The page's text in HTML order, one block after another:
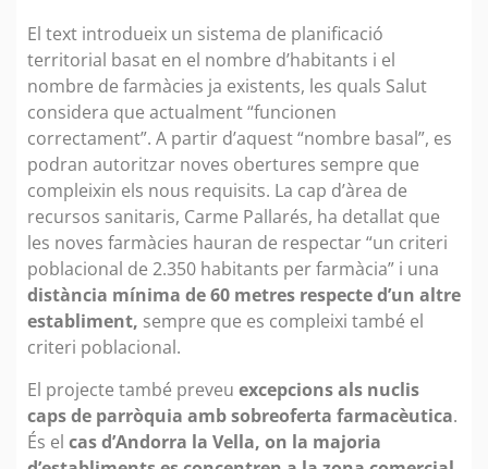
El text introdueix un sistema de planificació
territorial basat en el nombre d’habitants i el
nombre de farmàcies ja existents, les quals Salut
considera que actualment “funcionen
correctament”. A partir d’aquest “nombre basal”, es
podran autoritzar noves obertures sempre que
compleixin els nous requisits. La cap d’àrea de
recursos sanitaris, Carme Pallarés, ha detallat que
les noves farmàcies hauran de respectar “un criteri
poblacional de 2.350 habitants per farmàcia” i una
distància mínima de 60 metres respecte d’un altre
establiment, sempre que es compleixi també el
criteri poblacional.
El projecte també preveu excepcions als nuclis
caps de parròquia amb sobreoferta farmacèutica.
És el cas d’Andorra la Vella, on la majoria